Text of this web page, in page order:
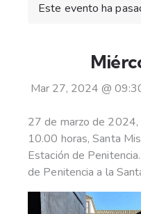
Este evento ha
Mar 27, 2024 @
27 de marzo de
10.00 horas, Santa
Estación de
de Penitencia a la